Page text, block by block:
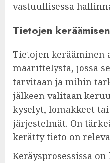
vastuullisessa
Tietojen
Tietojen kerääminen
määrittelystä, jossa
tarvitaan ja mihin
jälkeen valitaan
kyselyt, lomakkeet
järjestelmät. On
kerätty tieto on
Keräysprosessissa